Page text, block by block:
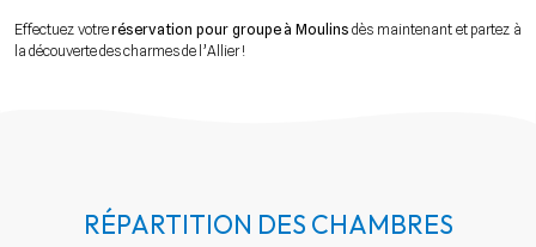
Effectuez votreréservation pour groupe à Moulins dès maintenant et partez à
la découverte des charmes de l’Allier !
RÉPARTITION DES CHAMBRES